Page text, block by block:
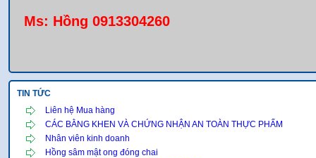
Ms: Hồng 0913304260
TIN TỨC
Liên hệ Mua hàng
CÁC BẰNG KHEN VÀ CHỨNG NHẬN AN TOÀN THỰC PHẨM
Nhân viên kinh doanh
Hồng sâm mật ong đóng chai